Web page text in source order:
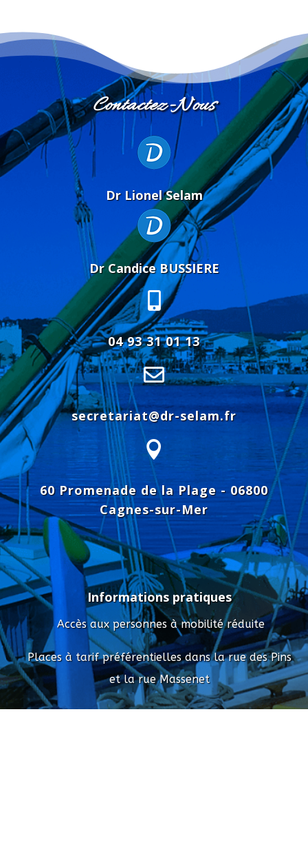
Contactez-Nous
Dr LionelSelam
Dr Candice BUSSIERE

04 93 31 01 13

secretariat@dr-selam.fr

60 Promenade de la Plage - 06800
Cagnes-sur-Mer
Informations pratiques
Accès aux personnes à mobilité réduite
Places à tarif préférentielles dans la rue des Pins
et la rue Massenet